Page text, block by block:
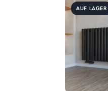
AUF LAGER